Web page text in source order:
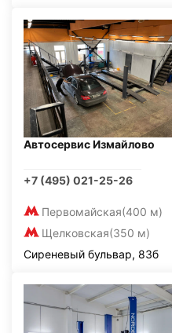
Автосервис Измайлово
+7 (495) 021-25-26
Первомайская(400 м)
Щелковская(350 м)
Сиреневый бульвар, 83б